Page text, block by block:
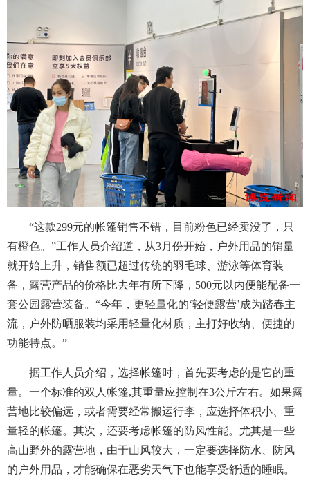
“这款299元的帐篷销售不错，目前粉色已经卖没了，只
有橙色。”工作人员介绍道，从3月份开始，户外用品的销量
就开始上升，销售额已超过传统的羽毛球、游泳等体育装
备，露营产品的价格比去年有所下降，500元以内便能配备一
套公园露营装备。“今年，更轻量化的‘轻便露营’成为踏春主
流，户外防晒服装均采用轻量化材质，主打好收纳、便捷的
功能特点。”
据工作人员介绍，选择帐篷时，首先要考虑的是它的重
量。一个标准的双人帐篷,其重量应控制在3公斤左右。如果露
营地比较偏远，或者需要经常搬运行李，应选择体积小、重
量轻的帐篷。其次，还要考虑帐篷的防风性能。尤其是一些
高山野外的露营地，由于山风较大，一定要选择防水、防风
的户外用品，才能确保在恶劣天气下也能享受舒适的睡眠。